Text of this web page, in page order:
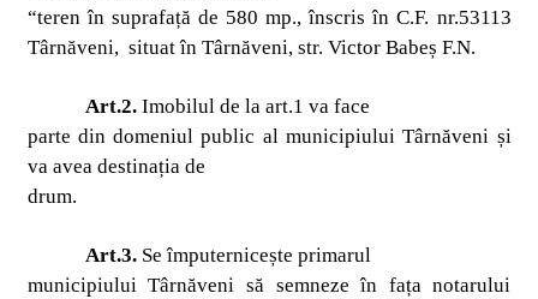
“teren în suprafață de 580 mp., înscris în C.F. nr.53113
Târnăveni, situat în Târnăveni, str. Victor Babeș F.N.
Art.2.Imobilul de la art.1 va face
parte din domeniul public al municipiului Târnăveni și
va avea destinația de
drum.
Art.3.Se împuternicește primarul
municipiului Târnăveni să semneze în fața notarului